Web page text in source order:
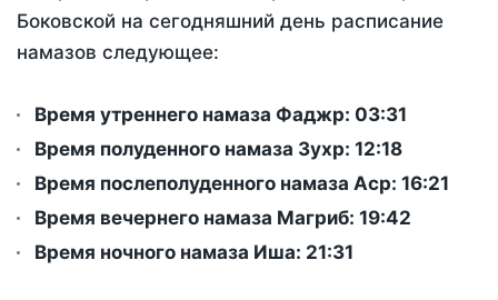
Боковской на сегодняшний день расписание
намазов следующее:
Время утреннего намаза Фаджр: 03:31
Время полуденного намаза Зухр: 12:18
Время послеполуденного намаза Аср: 16:21
Время вечернего намаза Магриб: 19:42
Время ночного намаза Иша: 21:31